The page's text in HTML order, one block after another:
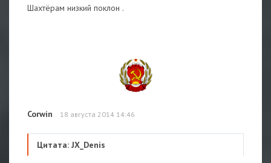
Шахтёрам низкий поклон .
Corwin 18 августа 2014 14:46
Цитата: JX_Denis